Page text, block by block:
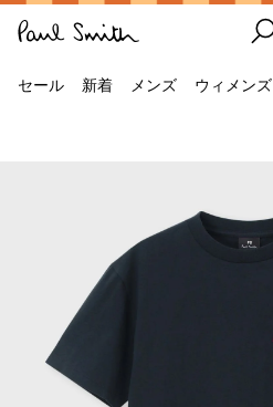
セール 新着 メンズ ウィメンズ